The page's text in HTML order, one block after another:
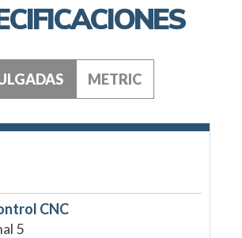
METRIC
CNC
5